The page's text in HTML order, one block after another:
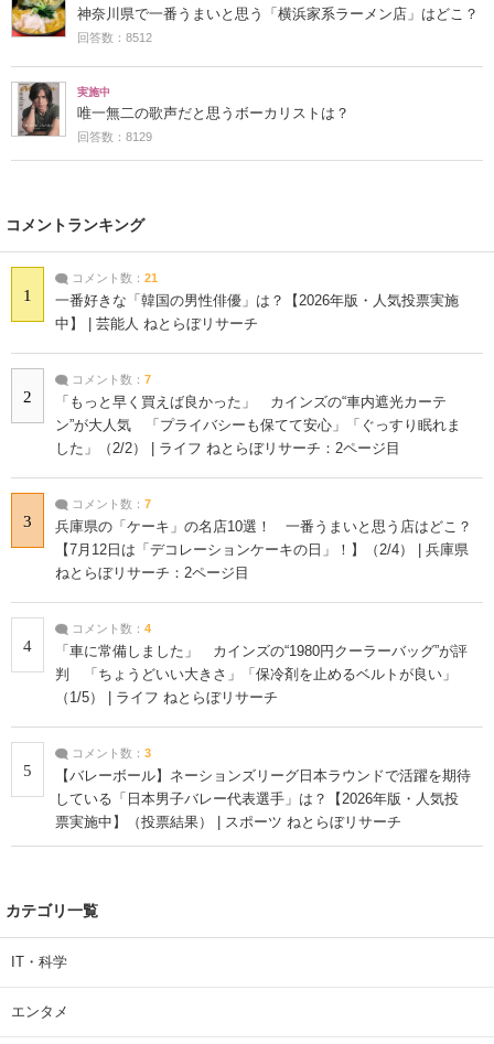
神奈川県で一番うまいと思う「横浜家系ラーメン店」はどこ？
回答数：8512
実施中
唯一無二の歌声だと思うボーカリストは？
回答数：8129
コメントランキング
1
コメント数： 21
一番好きな「韓国の男性俳優」は？【2026年版・人気投票実施
中】 | 芸能人 ねとらぼリサーチ
2
コメント数： 7
「もっと早く買えば良かった」 カインズの“車内遮光カーテ
ン”が大人気 「プライバシーも保てて安心」「ぐっすり眠れま
した」（2/2） | ライフ ねとらぼリサーチ：2ページ目
3
コメント数： 7
兵庫県の「ケーキ」の名店10選！ 一番うまいと思う店はどこ？
【7月12日は「デコレーションケーキの日」！】（2/4） | 兵庫県
ねとらぼリサーチ：2ページ目
4
コメント数： 4
「車に常備しました」 カインズの“1980円クーラーバッグ”が評
判 「ちょうどいい大きさ」「保冷剤を止めるベルトが良い」
（1/5） | ライフ ねとらぼリサーチ
5
コメント数： 3
【バレーボール】ネーションズリーグ日本ラウンドで活躍を期待
している「日本男子バレー代表選手」は？【2026年版・人気投
票実施中】（投票結果） | スポーツ ねとらぼリサーチ
カテゴリ一覧
IT・科学
エンタメ